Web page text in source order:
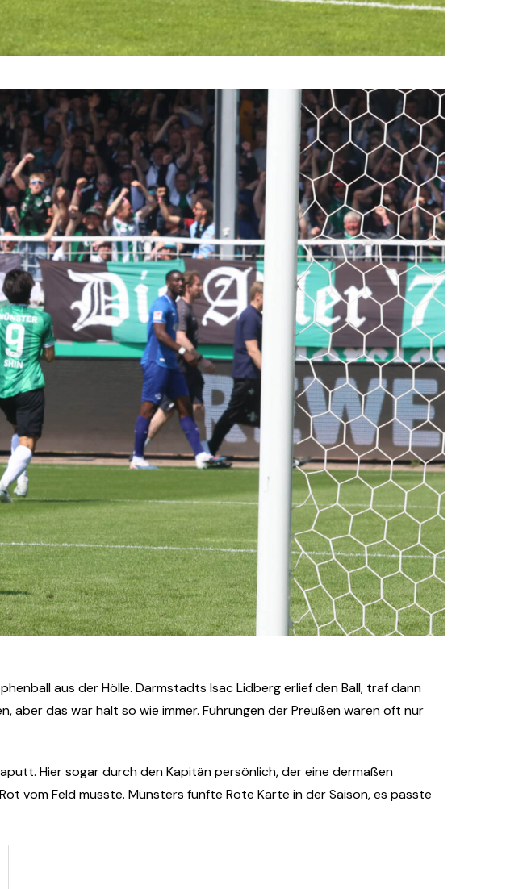
aus der Hölle. Darmstadts Isac Lidberg erlief den Ball, traf dann
aber das war halt so wie immer. Führungen der Preußen waren oft nur
Hier sogar durch den Kapitän persönlich, der eine dermaßen
vom Feld musste. Münsters fünfte Rote Karte in der Saison, es passte